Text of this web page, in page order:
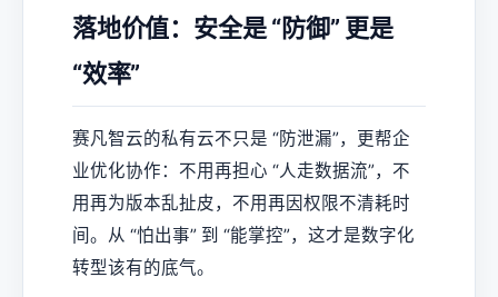
落地价值：安全是 “防御” 更是
“效率”
赛凡智云的私有云不只是 “防泄漏”，更帮企
业优化协作：不用再担心 “人走数据流”，不
用再为版本乱扯皮，不用再因权限不清耗时
间。从 “怕出事” 到 “能掌控”，这才是数字化
转型该有的底气。